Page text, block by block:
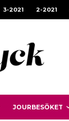
3-2021 2-2021
JOURBESÖKET